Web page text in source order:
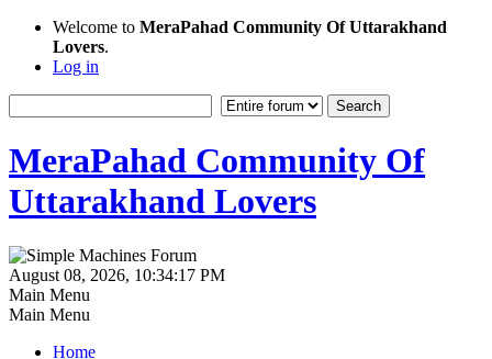
Welcome to MeraPahad Community Of Uttarakhand
Lovers.
Log in
MeraPahad Community Of
Uttarakhand Lovers
August 08, 2026, 10:34:17 PM
Main Menu
Main Menu
Home